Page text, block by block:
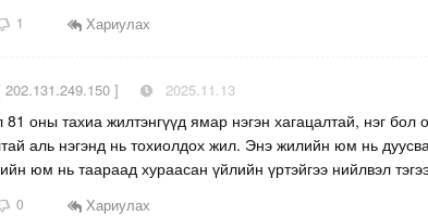
1 Хариулах
202.131.249.150 ] 2025.11.13
оны тахиа жилтэнгүүд ямар нэгэн хагацалтай, нэг
аль нэгэнд нь тохиолдох жил. Энэ жилийн юм нь
юм нь таараад хураасан үйлийн үртэйгээ нийлвэл
0 Хариулах